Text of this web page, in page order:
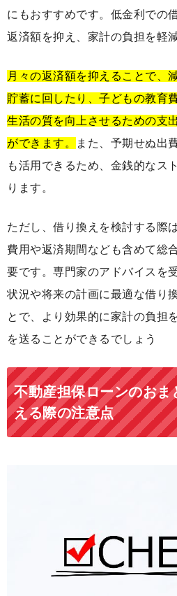
にもおすすめです。低金利での
返済額を抑え、家計の負担を軽
月々の返済額を抑えることで、
貯蓄に回したり、子どもの教育
生活の質を向上させるための支
ができます。
また、予期せぬ出
も活用できるため、金銭的なス
ります。
ただし、借り換えを検討する際
費用や返済期間なども含めて総
要です。専門家のアドバイスを
状況や将来の計画に最適な借り
とで、より効果的に家計の負担
を送ることができるでしょう
不動産担保ローンのおま
える際の注意点